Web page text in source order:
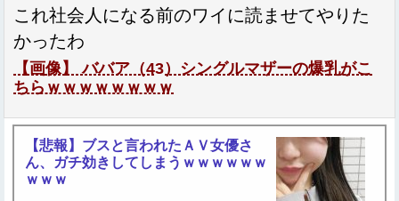
これ社会人になる前のワイに読ませてやりた
かったわ
【画像】 ババア（43）シングルマザーの爆乳がこ
ちらｗｗｗｗｗｗｗｗ
【悲報】ブスと言われたＡＶ女優さ
ん、ガチ効きしてしまうｗｗｗｗｗｗ
ｗｗｗ